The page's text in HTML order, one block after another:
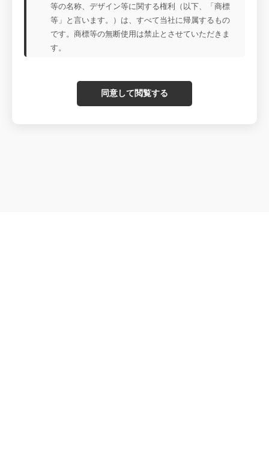
等の名称、デザイン等に関する権利（以下、「商標
等」と言います。）は、すべて当社に帰属するもの
です。商標等の無断使用は禁止とさせていただきま
す。
同意して閲覧する